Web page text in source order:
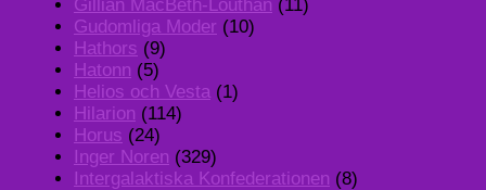
Gillian MacBeth-Louthan (11)
Gudomliga Moder (10)
Hathors (9)
Hatonn (5)
Helios och Vesta (1)
Hilarion (114)
Horus (24)
Inger Noren (329)
Intergalaktiska Konfederationen (8)